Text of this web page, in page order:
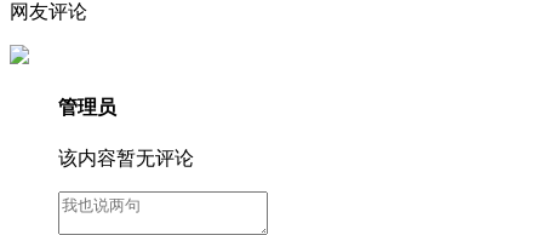
网友评论
管理员
该内容暂无评论